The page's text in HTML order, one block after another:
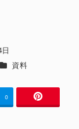
カテゴリー
資料
0